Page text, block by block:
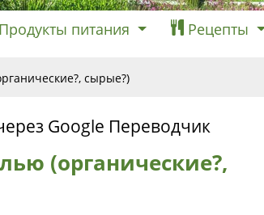
Продукты питания Рецепты
сырые?)
Google Переводчик
(органические?,